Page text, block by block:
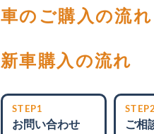
車のご購入の流
新車購入の流れ
STEP1
お問い合わせ
STEP2
ご相